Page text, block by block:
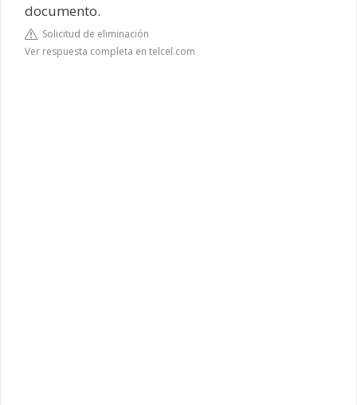
documento.
Solicitud de eliminación
Ver respuesta completa en telcel.com